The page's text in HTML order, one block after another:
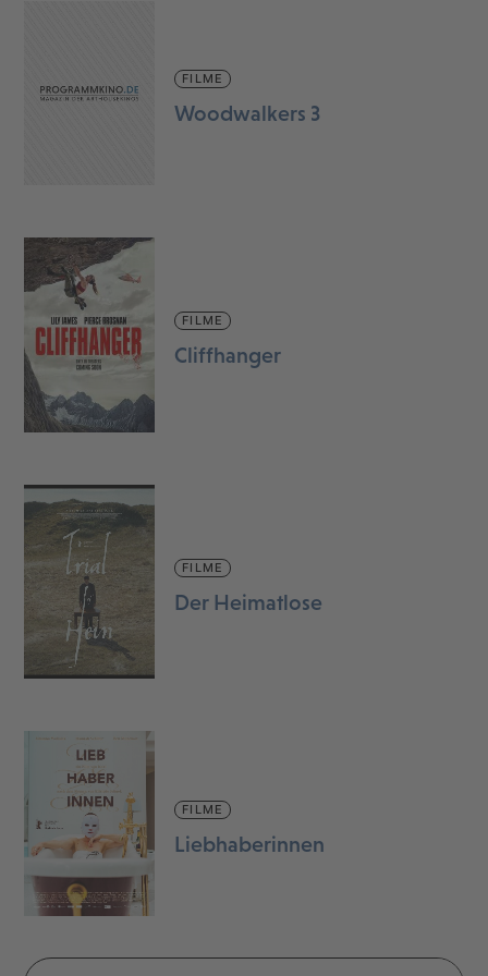
FILME
Woodwalkers 3
FILME
Cliffhanger
FILME
Der Heimatlose
FILME
Liebhaberinnen